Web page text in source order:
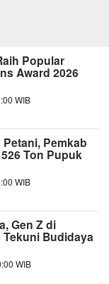
Popular
Award 2026
WIB
Pemkab
Ton Pupuk
WIB
Gen Z di
Budidaya
WIB